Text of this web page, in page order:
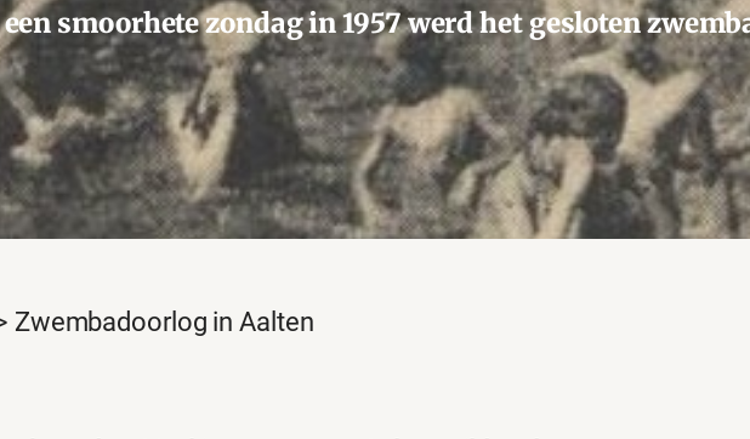
een smoorhete zondag in 1957 werd het gesloten
Zwembadoorlog in Aalten